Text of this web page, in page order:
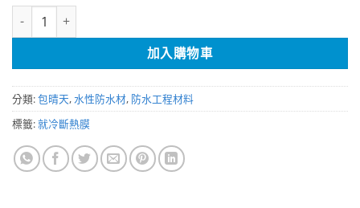
就冷-斷熱膜（水性）5加侖 數量
加入購物車
分類:包晴天, 水性防水材, 防水工程材料
標籤:就冷斷熱膜